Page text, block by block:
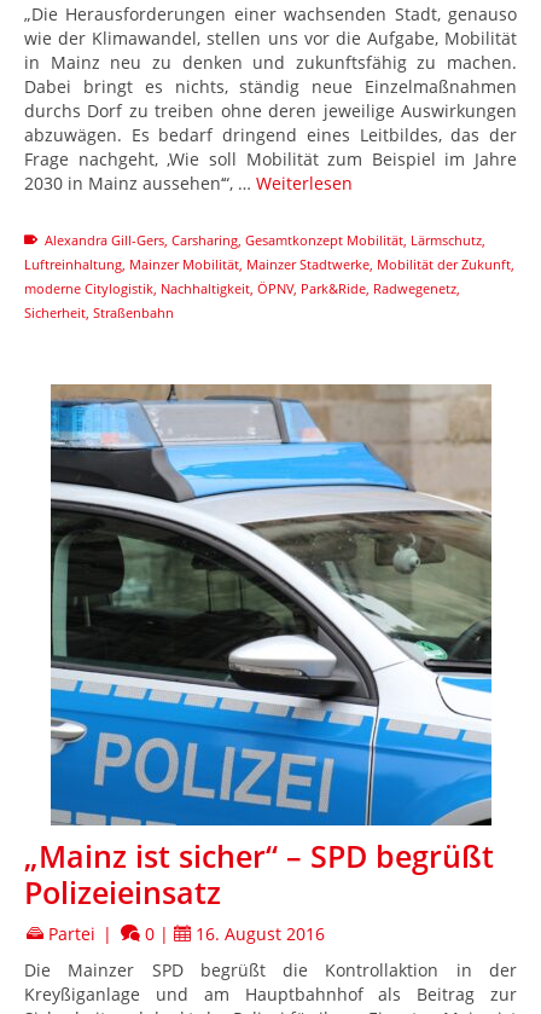
„Die Herausforderungen einer wachsenden Stadt, genauso
wie der Klimawandel, stellen uns vor die Aufgabe, Mobilität
in Mainz neu zu denken und zukunftsfähig zu machen.
Dabei bringt es nichts, ständig neue Einzelmaßnahmen
durchs Dorf zu treiben ohne deren jeweilige Auswirkungen
abzuwägen. Es bedarf dringend eines Leitbildes, das der
Frage nachgeht, ‚Wie soll Mobilität zum Beispiel im Jahre
2030 in Mainz aussehen‘“, … Weiterlesen
Alexandra Gill-Gers Carsharing Gesamtkonzept Mobilität Lärmschutz
Luftreinhaltung Mainzer Mobilität Mainzer Stadtwerke Mobilität der Zukunft
moderne Citylogistik Nachhaltigkeit ÖPNV, Park&Ride Radwegenetz
Sicherheit Straßenbahn
„Mainz ist sicher“ – SPD begrüßt
Polizeieinsatz
Partei | 0 |
16. August 2016
Die Mainzer SPD begrüßt die Kontrollaktion in der
Kreyßiganlage und am Hauptbahnhof als Beitrag zur